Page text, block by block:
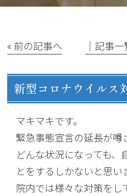
« 前の記事へ │記事一
新型コロナウイルス
マキマキです。
緊急事態宣言の延長が噂
どんな状況になっても、
とをするしかないと思い
院内では様々な対策をし